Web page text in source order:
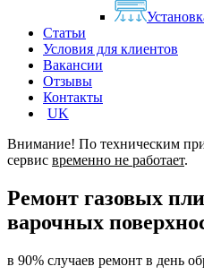
Статьи
Условия для клиентов
Вакансии
Отзывы
Контакты
UK
Внимание! По техническим
сервис временно не работает.
Ремонт газовых
варочных
в 90% случаев ремонт в день